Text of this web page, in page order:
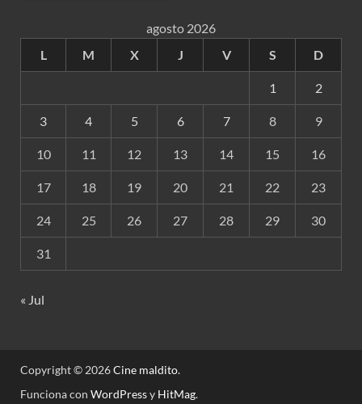
agosto 2026
L
M X J V S D
1 2
3 4 5 6 7 8 9
10 11 12 13 14 15 16
17 18 19 20 21 22 23
24 25 26 27 28 29 30
31
« Jul
Copyright © 2026Cine maldito.
Funciona con WordPressy HitMag.